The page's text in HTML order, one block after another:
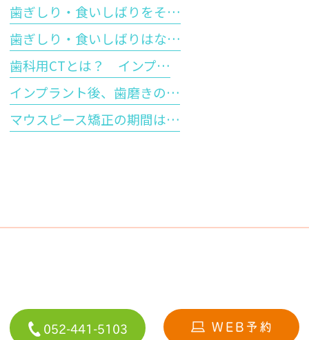
歯ぎしり・食いしばりをそ…
歯ぎしり・食いしばりはな…
歯科用CTとは？ インプ…
インプラント後、歯磨きの…
マウスピース矯正の期間は…
052-441-5103